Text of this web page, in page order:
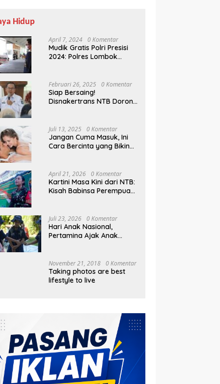
Hidup
April 7, 2024 0 Komentar
Mudik Gratis Polri Presisi
2024: Polres Lombok
Februari 26, 2025 0 Komentar
Siap Bersaing!
Disnakertrans NTB Dorong
Juli 13, 2025 0 Komentar
Jangan Cuma Masuk, Ini
Cara Bercinta yang Bikin
April 21, 2026 0 Komentar
Kartini Masa Kini dari NTB:
Kisah Babinsa Perempuan
Juli 23, 2026 0 Komentar
Hari Anak Nasional,
Pertamina Ajak Anak
Mangrove
November 21, 2018 0 Komentar
Taking photos are best
lifestyle to live